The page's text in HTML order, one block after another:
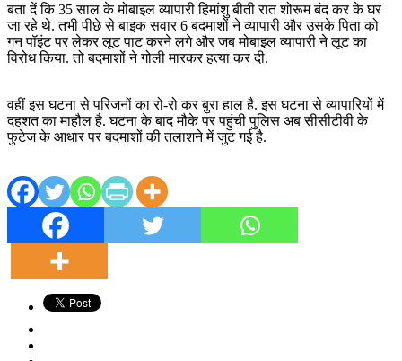
बता दें कि 35 साल के मोबाइल व्यापारी हिमांशु बीती रात शोरूम बंद कर के घर
जा रहे थे. तभी पीछे से बाइक सवार 6 बदमाशों ने व्यापारी और उसके पिता को
गन पॉइंट पर लेकर लूट पाट करने लगे और जब मोबाइल व्यापारी ने लूट का
विरोध किया. तो बदमाशों ने गोली मारकर हत्या कर दी.
वहीं इस घटना से परिजनों का रो-रो कर बुरा हाल है. इस घटना से व्यापारियों में
दहशत का माहौल है. घटना के बाद मौके पर पहुंची पुलिस अब सीसीटीवी के
फुटेज के आधार पर बदमाशों की तलाशने में जुट गई है.